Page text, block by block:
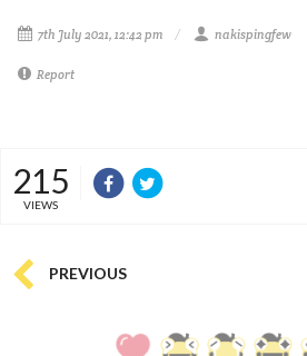
7th July 2021, 12:42 pm nakispingfew
Report
215
VIEWS
PREVIOUS